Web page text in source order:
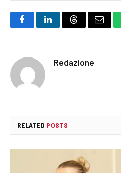
FacebookLinkedInThreadsEmail
Redazione
RELATED POSTS